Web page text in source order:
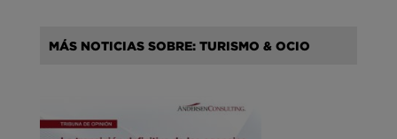
MÁS NOTICIAS SOBRE: TURISMO & OCIO